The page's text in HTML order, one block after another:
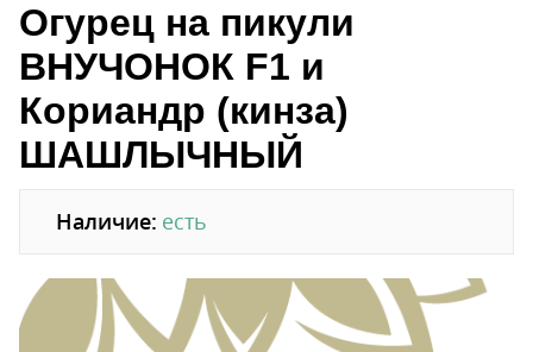
Огурец на пикули
ВНУЧОНОК F1 и
Кориандр (кинза)
ШАШЛЫЧНЫЙ
Наличие: есть